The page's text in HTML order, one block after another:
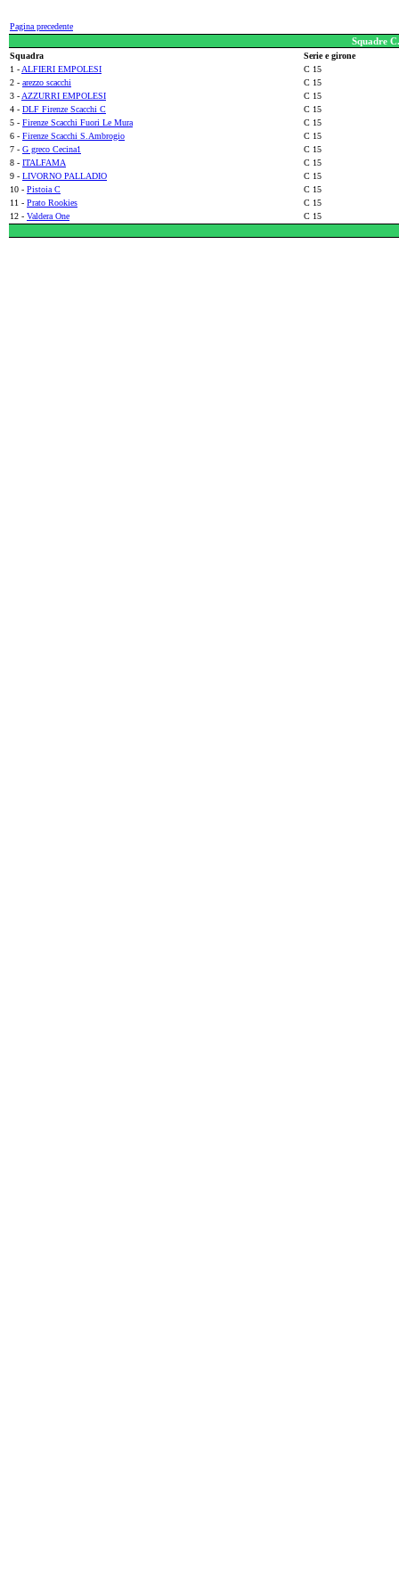
Pagina precedente
Squadre
Squadra
Serie e girone
1 - ALFIERI EMPOLESI
C 15
2 - arezzo scacchi
C 15
3 - AZZURRI EMPOLESI
C 15
4 - DLF Firenze Scacchi C
C 15
5 - Firenze Scacchi Fuori Le Mura
C 15
6 - Firenze Scacchi S.Ambrogio
C 15
7 - G greco Cecina1
C 15
8 - ITALFAMA
C 15
9 - LIVORNO PALLADIO
C 15
10 - Pistoia C
C 15
11 - Prato Rookies
C 15
12 - Valdera One C 15